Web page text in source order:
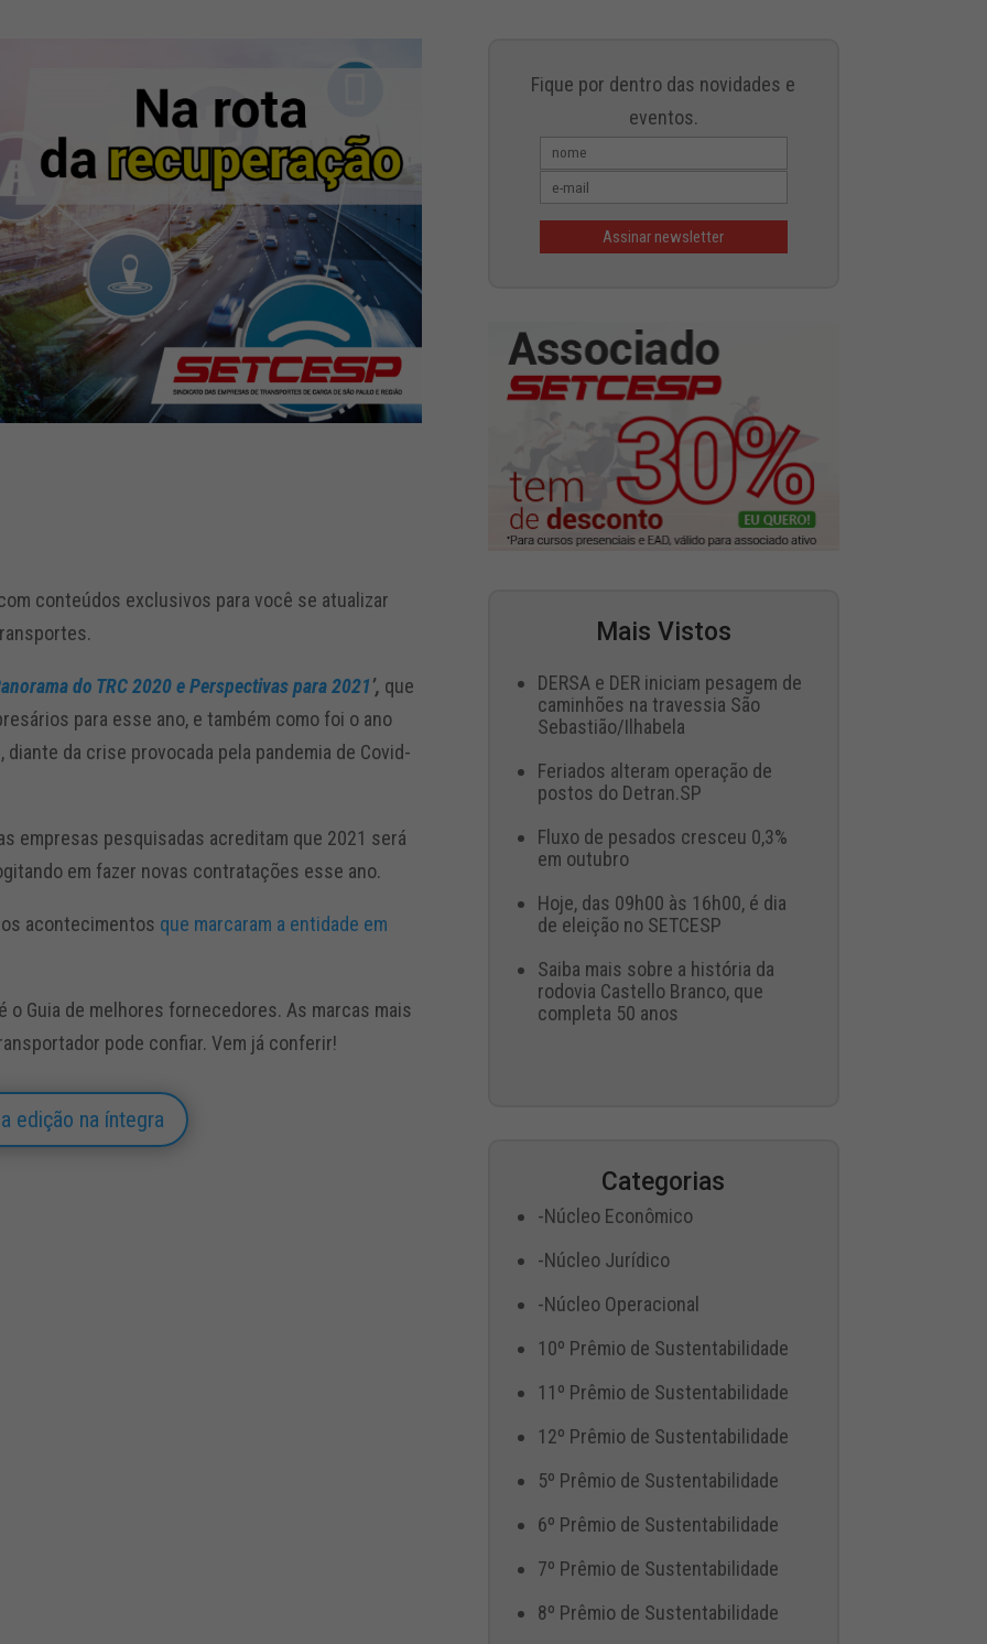
conteúdos exclusivos para você se atualizar
do TRC 2020 e Perspectivas para 2021’, que
para esse ano, e também como foi o ano
da crise provocada pela pandemia de Covid-
empresas pesquisadas acreditam que 2021 será
em fazer novas contratações esse ano.
acontecimentos que marcaram a entidade em
o Guia de melhores fornecedores. As marcas mais
pode confiar. Vem já conferir!
edição na íntegra
Fique por dentro das novidades e
eventos.
Mais Vistos
DERSA e DER iniciam pesagem de
caminhões na travessia São
Sebastião/Ilhabela
Feriados alteram operação de
postos do Detran.SP
Fluxo de pesados cresceu 0,3%
em outubro
Hoje, das 09h00 às 16h00, é dia
de eleição no SETCESP
Saiba mais sobre a história da
rodovia Castello Branco, que
completa 50 anos
Categorias
-Núcleo Econômico
-Núcleo Jurídico
-Núcleo Operacional
10º Prêmio de Sustentabilidade
11º Prêmio de Sustentabilidade
12º Prêmio de Sustentabilidade
5º Prêmio de Sustentabilidade
6º Prêmio de Sustentabilidade
7º Prêmio de Sustentabilidade
8º Prêmio de Sustentabilidade